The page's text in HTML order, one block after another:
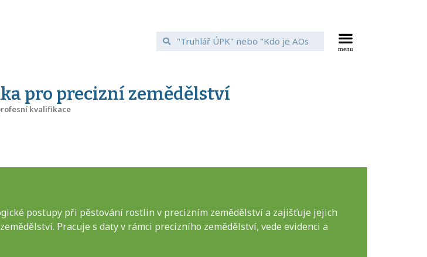
pro precizní zemědělství
kvalifikace
postupy při pěstování rostlin v precizním zemědělství a zajišťuje jejich
Pracuje s daty v rámci precizního zemědělství, vede evidenci a